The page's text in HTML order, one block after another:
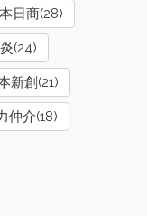
日商(28)
(24)
新創(21)
仲介(18)